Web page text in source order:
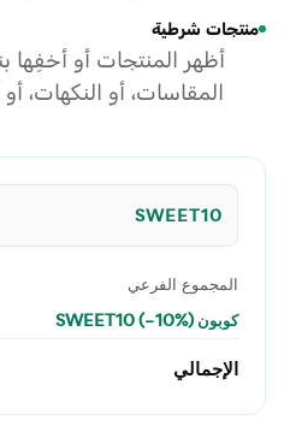
منتجات شرطية
أظهر المنتجات أو أخفِها
المقاسات، أو النكهات،
SWEET10
المجموع الفرعي
كوبون SWEET10 (−10%)
الإجمالي